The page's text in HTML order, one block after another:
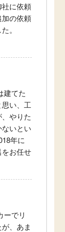
に依頼
加の依頼
。
建てた
い、工
やりた
いとい
年に
お任せ
ーでリ
、あま